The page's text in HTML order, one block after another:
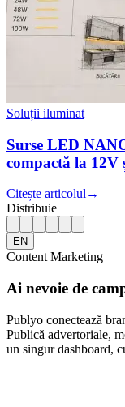
Soluții iluminat
Surse LED
compactă la 12V
Citește articolul →
Distribuie
EN
Content Marketing
Ai nevoie de
Publyo conectează
Publică advertoriale,
un singur dashboard,